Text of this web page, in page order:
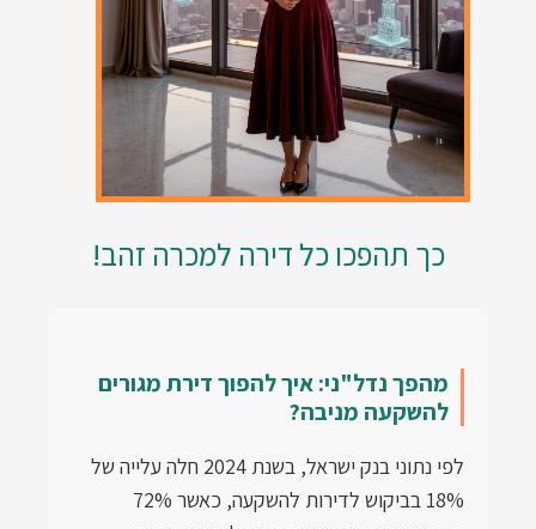
כך תהפכו כל דירה למכרה זהב!
מהפך נדל"ני: איך להפוך דירת מגורים
להשקעה מניבה?
לפי נתוני בנק ישראל, בשנת 2024 חלה עלייה של
18% בביקוש לדירות להשקעה, כאשר 72%